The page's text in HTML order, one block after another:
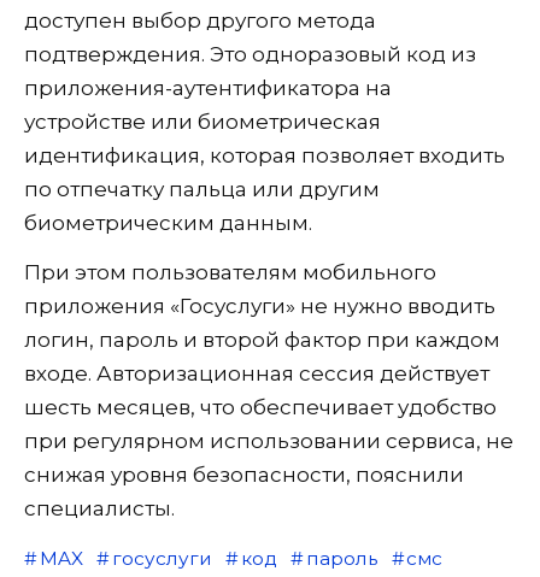
доступен выбор другого метода
подтверждения. Это одноразовый код из
приложения-аутентификатора на
устройстве или биометрическая
идентификация, которая позволяет входить
по отпечатку пальца или другим
биометрическим данным.
При этом пользователям мобильного
приложения «Госуслуги» не нужно вводить
логин, пароль и второй фактор при каждом
входе. Авторизационная сессия действует
шесть месяцев, что обеспечивает удобство
при регулярном использовании сервиса, не
снижая уровня безопасности, пояснили
специалисты.
MAX госуслуги код пароль смс